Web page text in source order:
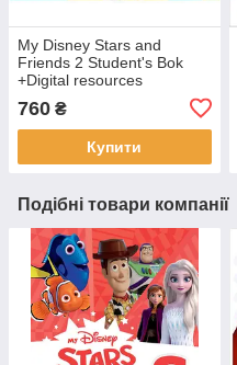
My Disney Stars and
Friends 2 Student's Bok
+Digital resources
760 ₴
Купити
Подібні товари компанії